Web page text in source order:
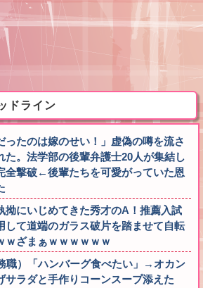
ドライン
ったのは嫁のせい！」虚偽の噂を流さ
た。法学部の後輩弁護士20人が集結し
全撃破←後輩たちを可愛がっていた恩
拗にいじめてきた秀才のA！推薦入試
して道端のガラス破片を踏ませて自転
ｗざまぁｗｗｗｗｗｗ
職）「ハンバーグ食べたい」→オカン
サラダと手作りコーンスープ添えた